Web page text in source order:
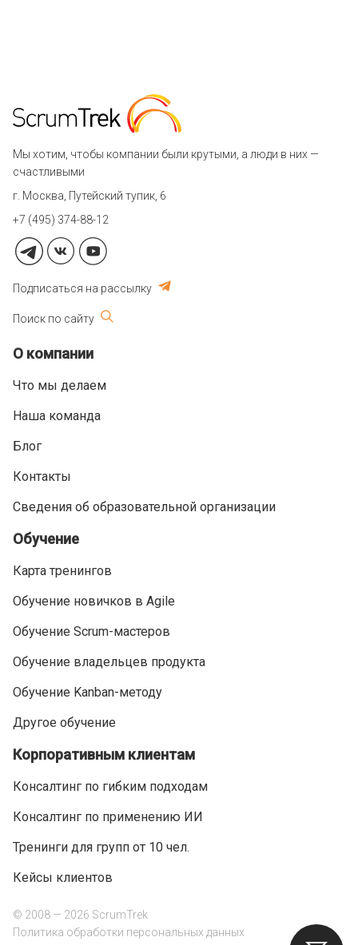
Мы хотим, чтобы компании были крутыми, а люди в них —
счастливыми
г. Москва, Путейский тупик, 6
+7 (495) 374-88-12
Подписаться на рассылку
Поиск по сайту
О компании
Что мы делаем
Наша команда
Блог
Контакты
Сведения об образовательной организации
Обучение
Карта тренингов
Обучение новичков в Agile
Обучение Scrum-мастеров
Обучение владельцев продукта
Обучение Kanban-методу
Другое обучение
Корпоративным клиентам
Консалтинг по гибким подходам
Консалтинг по применению ИИ
Тренинги для групп от 10 чел.
Кейсы клиентов
© 2008 — 2026 ScrumTrek
Политика обработки персональных данных